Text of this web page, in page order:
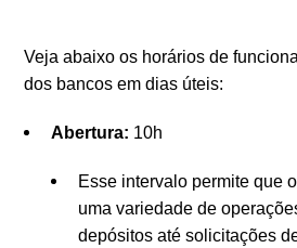
Veja abaixo os horários de
dos bancos em dias úteis:
Abertura: 10h
Esse intervalo permite que
uma variedade de
depósitos até solicitações